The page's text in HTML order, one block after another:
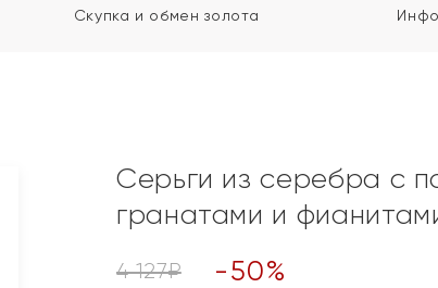
Скупка и обмен золота
Серьги из серебра с
гранатами и
4 127₽ -50%